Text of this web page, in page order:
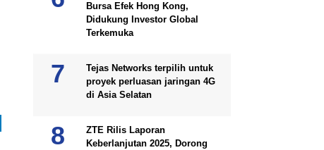
Bursa Efek Hong Kong,
Didukung Investor Global
Terkemuka
Tejas Networks terpilih untuk
proyek perluasan jaringan 4G
di Asia Selatan
ZTE Rilis Laporan
Keberlanjutan 2025, Dorong